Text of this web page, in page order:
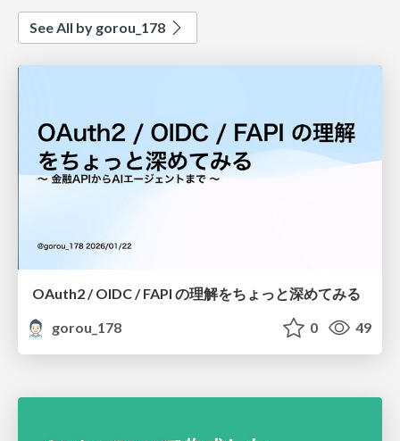
See All by gorou_178
OAuth2 / OIDC / FAPI の理解をちょっと深めてみる
gorou_178
0 49